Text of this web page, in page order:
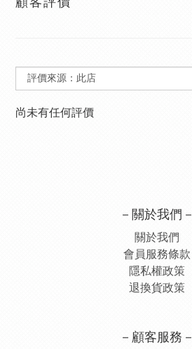
顧客評價
尚未有任何評價
－關於我們－
關於我們
會員服務條款
隱私權政策
退換貨政策
－顧客服務－